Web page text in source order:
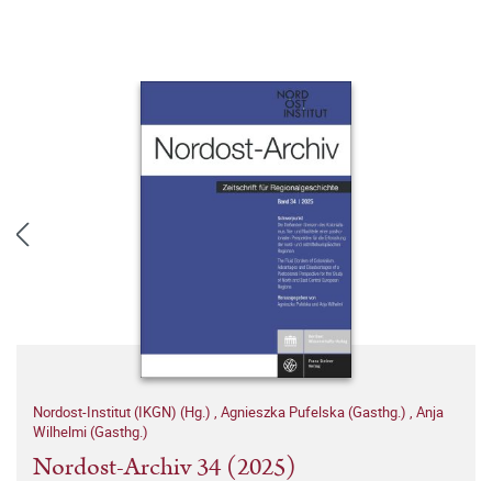
Nordost-Institut (IKGN) (Hg.) , Agnieszka Pufelska (Gasthg.) , Anja
Wilhelmi (Gasthg.)
Nordost-Archiv 34 (2025)